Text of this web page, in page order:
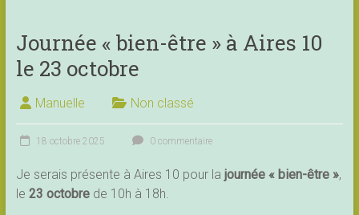
Journée « bien-être » à Aires 10
le 23 octobre
Manuelle Non classé
18 octobre 2025 0 commentaire
Je serais présente à Aires 10 pour la journée « bien-être »,
le 23 octobrede 10h à 18h.